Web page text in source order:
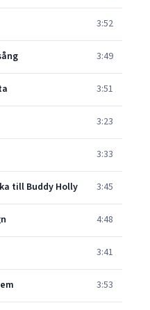
3:52
3:49
3:51
3:23
3:33
till Buddy Holly 3:45
4:48
3:41
3:53